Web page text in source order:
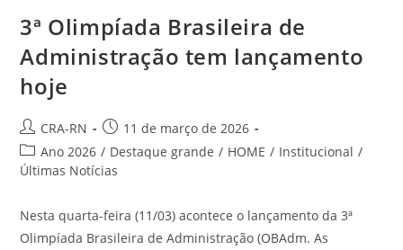
3ª Olimpíada Brasileira de
Administração tem lançamento
hoje
Autor
do
post:
CRA-RN
Post
publicado:
11 de março de 2026
Categoria
do
Ano 2026 / Destaque grande / HOME / Institucional /
Últimas Notícias
Nesta quarta-feira (11/03) acontece o lançamento da 3ª
Olimpíada Brasileira de Administração (OBAdm. As